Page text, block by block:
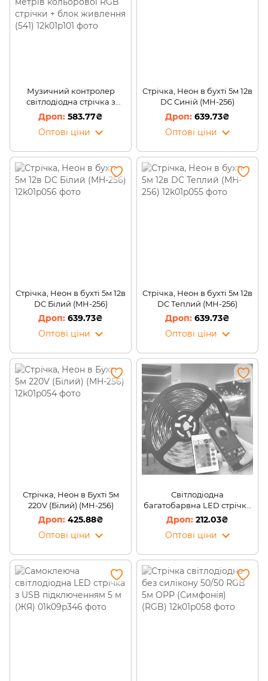
Музичний контролер
світлодіодна стрічка з
пультом та WiFi + 5 метрів
кольорової RGB стрічки +
блок живлення (541)
583.77₴
Оптові ціни
Стрічка, Неон в бухті 5м 12в
DC Синій (MH-256)
639.73₴
Оптові ціни
Стрічка, Неон в бухті 5м 12в
DC Білий (MH-256)
639.73₴
Оптові ціни
Стрічка, Неон в бухті 5м 12в
DC Теплий (MH-256)
639.73₴
Оптові ціни
Стрічка, Неон в Бухті 5м
220V (Білий) (MH-256)
425.88₴
Оптові ціни
Світлодіодна
багатобарвна LED стрічка
підсвічування від USB
bluetooth Led Mood Light 5
м з пультом управління
212.03₴
Оптові ціни